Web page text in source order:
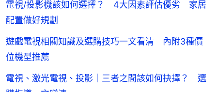
電視/投影機該如何選擇？ 4大因素評估優劣 家居
配置做好規劃
遊戲電視相關知識及選購技巧一文看清 內附3種價
位機型推薦
電視、激光電視、投影｜三者之間該如何抉擇？ 選